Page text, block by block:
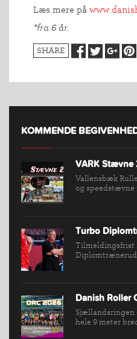
INDMELDELSE
BREDDEPULJE
KLUB
SPORTSGRENE
FORBUNDET
VÆRKTØJSKASSEN
KONKURRENCER
Læs mere på
*fra 6 år.
SHARE
KOMMENDE
VARK Stævne
Vallensbæk
og speedstævne
Turbo
Tilmeldingsfrist
Danish Roller
Sjællandsringen
hele 9 meter